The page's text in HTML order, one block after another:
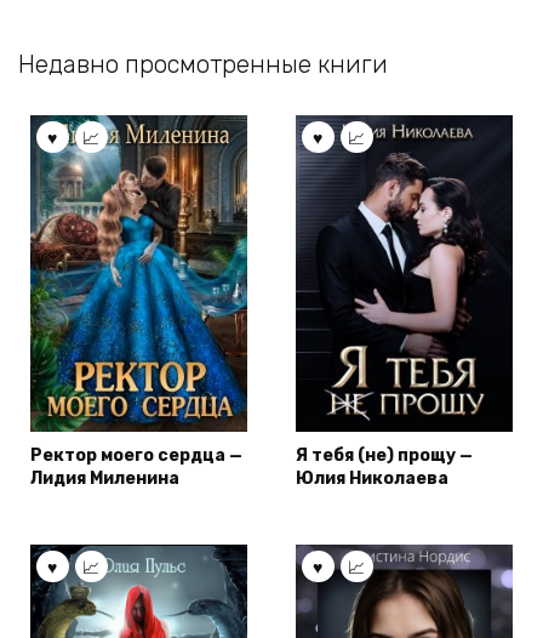
Недавно просмотренные книги
Ректор моего сердца —
Лидия Миленина
Я тебя (не) прощу —
Юлия Николаева